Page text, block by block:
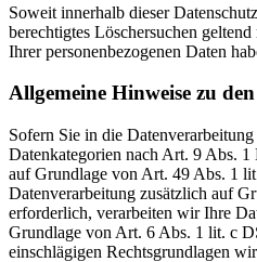
Soweit innerhalb dieser
berechtigtes Löschersuchen
Ihrer personenbezogenen Daten
Allgemeine Hinweise zu
Sofern Sie in die
Datenkategorien nach Art. 9 Abs.
auf Grundlage von Art. 49 Abs. 1
Datenverarbeitung zusätzlich auf
erforderlich, verarbeiten wir Ihre
Grundlage von Art. 6 Abs. 1 lit. c
einschlägigen Rechtsgrundlagen